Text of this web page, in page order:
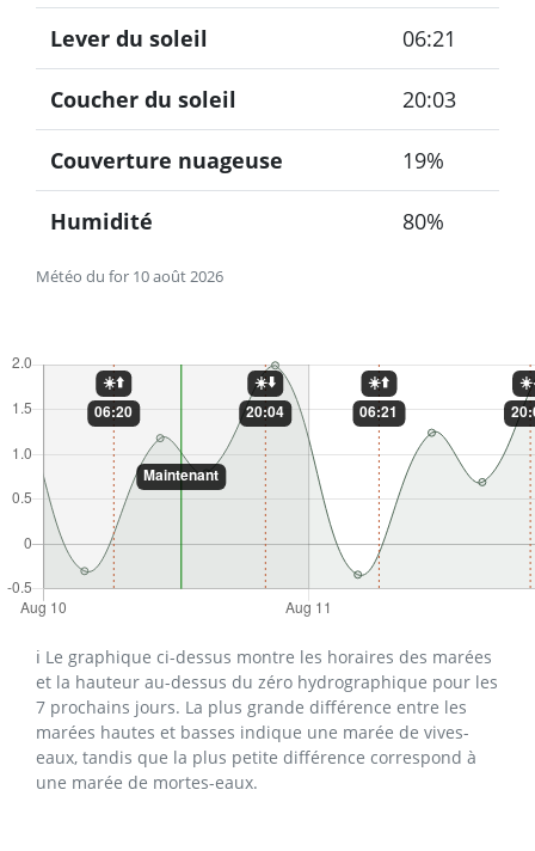
Météo du for 10 août 2026
Lever du soleil 06:21
Coucher du soleil 20:03
Couverture nuageuse 19%
Humidité 80%
ℹ️ Le graphique ci-dessus montre les horaires des marées
et la hauteur au-dessus du zéro hydrographique pour les
7 prochains jours. La plus grande différence entre les
marées hautes et basses indique une marée de vives-
eaux, tandis que la plus petite différence correspond à
une marée de mortes-eaux.